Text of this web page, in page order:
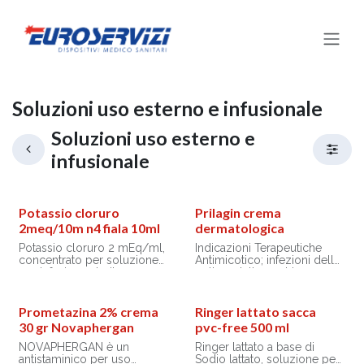
Soluzioni uso esterno e infusionale
Soluzioni uso esterno e
infusionale
Potassio cloruro
2meq/10m n4 fiala 10ml
Potassio cloruro 2 mEq/ml,
concentrato per soluzione
per infusione sterile e
trattamento delle deficienze
di potassio quando la
reintegrazione per via orale
non è possibile.
Fiala da 10 ml
Prilagin crema
dermatologica
Indicazioni Terapeutiche
Antimicotico; infezioni della
pelle e delle unghie
complicate da una
sovrainfezione batterica,
quali: tinea pedis, tinea
manum, tinea corporis, tinea
cruris, tinea unguium,
Prometazina 2% crema
30 gr Novaphergan
NOVAPHERGAN è un
antistaminico per uso
Ringer lattato sacca
pvc-free 500 ml
Ringer lattato a base di
Sodio lattato, soluzione per